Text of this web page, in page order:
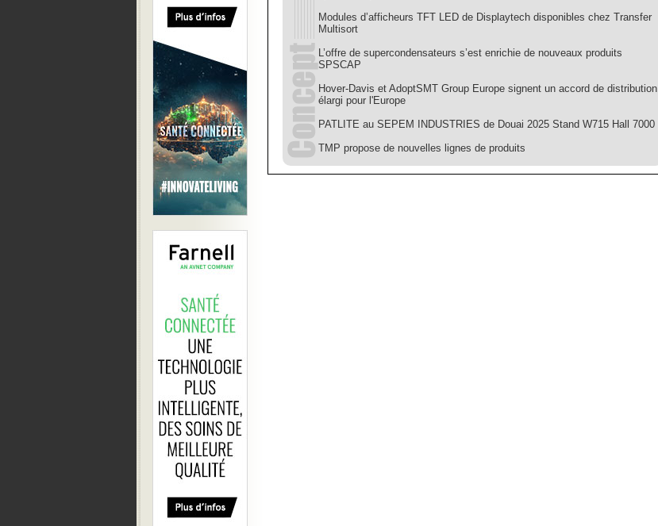
Modules d’afficheurs TFT LED de Displaytech disponibles chez Transfer
Multisort
L’offre de supercondensateurs s’est enrichie de nouveaux produits
SPSCAP
Hover-Davis et AdoptSMT Group Europe signent un accord de distribution
élargi pour l'Europe
PATLITE au SEPEM INDUSTRIES de Douai 2025 Stand W715 Hall 7000
TMP propose de nouvelles lignes de produits